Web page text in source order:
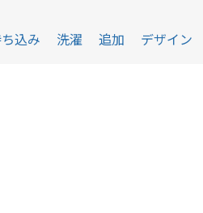
込み 洗濯 追加 デザイン